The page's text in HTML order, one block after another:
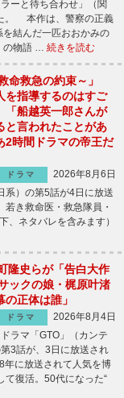
ーと待ち合わせ」（関
。 本作は、警察の正義
結んだ一匹おおかみの
の物語 … 続きを読む
命救急の約束～」
を指導するのはすご
「船越英一郎さんが
と言われたことがあ
2時間ドラマの帝王だ
ドラマ
2026年8月6日
系）の第5話が4日に放送
き救命医・救急隊員・
、ネタバレを含みます）
隆史らが「告白大作
ックの娘・梶原叶渚
正体は誰」
ドラマ
2026年8月4日
ラマ「GTO」（カンテ
3話が、3日に放送され
に放送されて人気を博
て復活。50代になった“